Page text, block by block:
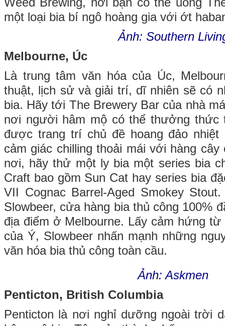
một loại bia bí ngô hoàng gia với ớt
Ảnh: Southern
Melbourne, Úc
Là trung tâm văn hóa của Úc,
thuật, lịch sử và giải trí, dĩ nhiên sẽ có
bia. Hãy tới The Brewery Bar của nhà
nơi người hâm mộ có thể thưởng thức
được trang trí chủ đề hoang đảo
cảm giác chilling thoải mái với hàng
nơi, hãy thử một ly bia một series bia
Craft bao gồm Sun Cat hay series bia
VII Cognac Barrel-Aged Smokey
Slowbeer, cửa hàng bia thủ công 100%
địa điểm ở Melbourne. Lấy cảm hứng từ
của Ý, Slowbeer nhấn mạnh những
văn hóa bia thủ công toàn cầu.
Ảnh: Askmen
Penticton, British Columbia
Penticton là nơi nghỉ dưỡng ngoài trời